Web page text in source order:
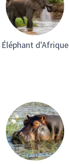
Éléphant d'Afrique